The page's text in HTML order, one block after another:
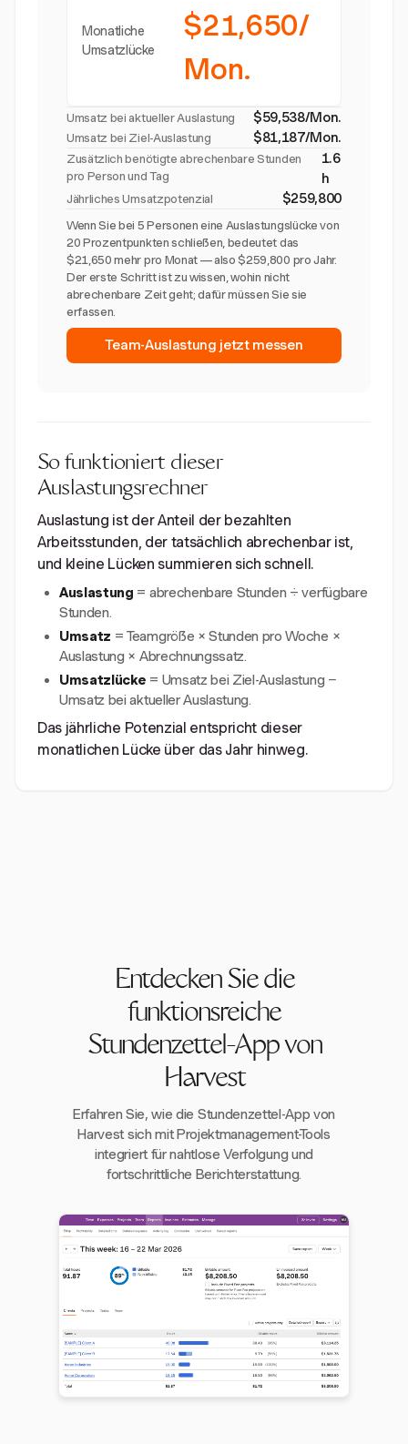
Monatliche
Umsatzlücke
$21,650/
Mon.
Umsatz bei aktueller Auslastung $59,538/Mon.
Umsatz bei Ziel-Auslastung $81,187/Mon.
Zusätzlich benötigte abrechenbare Stunden
pro Person und Tag
1.6
h
Jährliches Umsatzpotenzial $259,800
Wenn Sie bei 5 Personen eine Auslastungslücke von
20 Prozentpunkten schließen, bedeutet das
$21,650 mehr pro Monat — also $259,800 pro Jahr.
Der erste Schritt ist zu wissen, wohin nicht
abrechenbare Zeit geht; dafür müssen Sie sie
erfassen.
Team-Auslastung jetzt messen
So funktioniert dieser
Auslastungsrechner
Auslastung ist der Anteil der bezahlten
Arbeitsstunden, der tatsächlich abrechenbar ist,
und kleine Lücken summieren sich schnell.
Auslastung = abrechenbare Stunden ÷ verfügbare
Stunden.
Umsatz = Teamgröße × Stunden pro Woche ×
Auslastung × Abrechnungssatz.
Umsatzlücke = Umsatz bei Ziel-Auslastung −
Umsatz bei aktueller Auslastung.
Das jährliche Potenzial entspricht dieser
monatlichen Lücke über das Jahr hinweg.
Entdecken Sie die
funktionsreiche
Stundenzettel-App von
Harvest
Erfahren Sie, wie die Stundenzettel-App von
Harvest sich mit Projektmanagement-Tools
integriert für nahtlose Verfolgung und
fortschrittliche Berichterstattung.